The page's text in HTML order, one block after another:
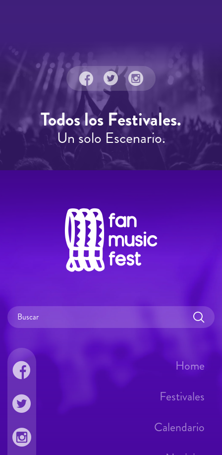
Todos los Festivales.
Un solo Escenario.
Home
Festivales
Calendario